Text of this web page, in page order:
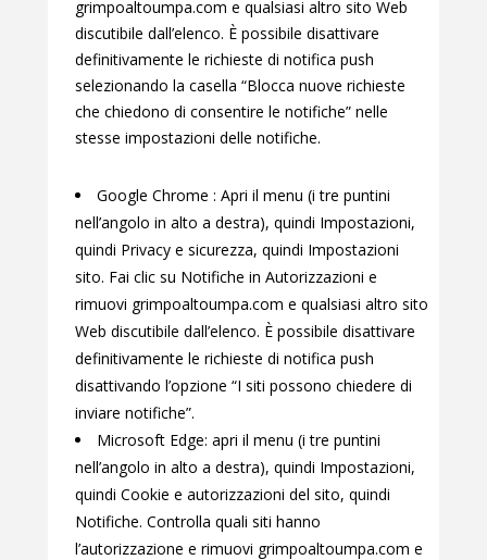
grimpoaltoumpa.com e qualsiasi altro sito Web
discutibile dall’elenco. È possibile disattivare
definitivamente le richieste di notifica push
selezionando la casella “Blocca nuove richieste
che chiedono di consentire le notifiche” nelle
stesse impostazioni delle notifiche.
Google Chrome : Apri il menu (i tre puntini
nell’angolo in alto a destra), quindi Impostazioni,
quindi Privacy e sicurezza, quindi Impostazioni
sito. Fai clic su Notifiche in Autorizzazioni e
rimuovi grimpoaltoumpa.com e qualsiasi altro sito
Web discutibile dall’elenco. È possibile disattivare
definitivamente le richieste di notifica push
disattivando l’opzione “I siti possono chiedere di
inviare notifiche”.
Microsoft Edge: apri il menu (i tre puntini
nell’angolo in alto a destra), quindi Impostazioni,
quindi Cookie e autorizzazioni del sito, quindi
Notifiche. Controlla quali siti hanno
l’autorizzazione e rimuovi grimpoaltoumpa.com e